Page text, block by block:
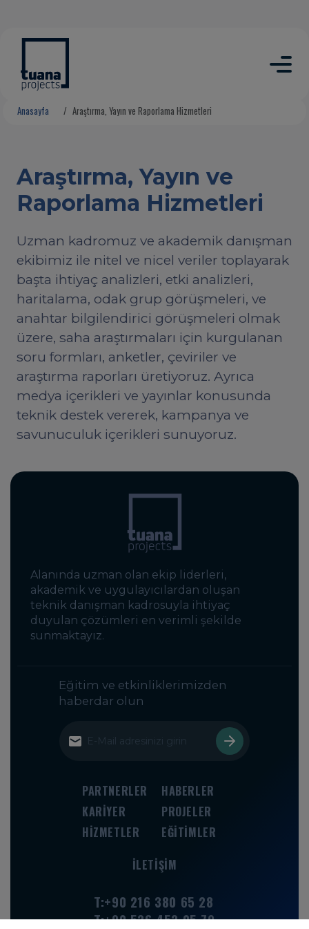
Anasayfa Araştırma, Yayın ve Raporlama Hizmetleri
Araştırma, Yayın ve
Raporlama Hizmetleri
Uzman kadromuz ve akademik danışman
ekibimiz ile nitel ve nicel veriler toplayarak
başta ihtiyaç analizleri, etki analizleri,
haritalama, odak grup görüşmeleri, ve
anahtar bilgilendirici görüşmeleri olmak
üzere, saha araştırmaları için kurgulanan
soru formları, anketler, çeviriler ve
araştırma raporları üretiyoruz. Ayrıca
medya içerikleri ve yayınlar konusunda
teknik destek vererek, kampanya ve
savunuculuk içerikleri sunuyoruz.
Alanında uzman olan ekip liderleri,
akademik ve uygulayıcılardan oluşan
teknik danışman kadrosuyla ihtiyaç
duyulan çözümleri en verimli şekilde
sunmaktayız.
Eğitim ve etkinliklerimizden
haberdar olun
PARTNERLER
KARİYER
HİZMETLER
HABERLER
PROJELER
EĞİTİMLER
İLETIŞIM
T:+90 216 380 65 28
T:+90 536 453 05 79